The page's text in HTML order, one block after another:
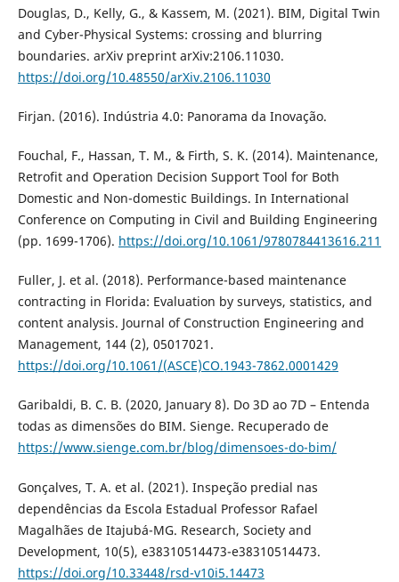
Douglas, D., Kelly, G., & Kassem, M. (2021). BIM, Digital Twin
and Cyber-Physical Systems: crossing and blurring
boundaries. arXiv preprint arXiv:2106.11030.
https://doi.org/10.48550/arXiv.2106.11030
Firjan. (2016). Indústria 4.0: Panorama da Inovação.
Fouchal, F., Hassan, T. M., & Firth, S. K. (2014). Maintenance,
Retrofit and Operation Decision Support Tool for Both
Domestic and Non-domestic Buildings. In International
Conference on Computing in Civil and Building Engineering
(pp. 1699-1706). https://doi.org/10.1061/9780784413616.211
Fuller, J. et al. (2018). Performance-based maintenance
contracting in Florida: Evaluation by surveys, statistics, and
content analysis. Journal of Construction Engineering and
Management, 144 (2), 05017021.
https://doi.org/10.1061/(ASCE)CO.1943-7862.0001429
Garibaldi, B. C. B. (2020, January 8). Do 3D ao 7D – Entenda
todas as dimensões do BIM. Sienge. Recuperado de
https://www.sienge.com.br/blog/dimensoes-do-bim/
Gonçalves, T. A. et al. (2021). Inspeção predial nas
dependências da Escola Estadual Professor Rafael
Magalhães de Itajubá-MG. Research, Society and
Development, 10(5), e38310514473-e38310514473.
https://doi.org/10.33448/rsd-v10i5.14473